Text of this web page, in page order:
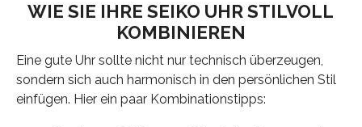
WIE SIE IHRE SEIKO UHR STILVOLL
KOMBINIEREN
Eine gute Uhr sollte nicht nur technisch überzeugen,
sondern sich auch harmonisch in den persönlichen Stil
einfügen. Hier ein paar Kombinationstipps: